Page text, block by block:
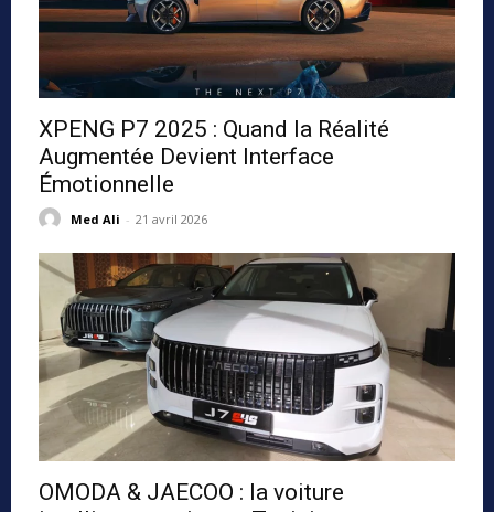
XPENG P7 2025 : Quand la Réalité
Augmentée Devient Interface
Émotionnelle
Med Ali - 21 avril 2026
OMODA & JAECOO : la voiture